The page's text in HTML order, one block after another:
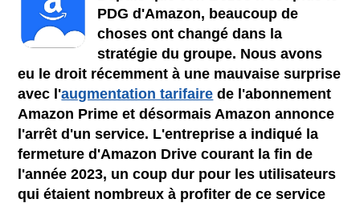
PDG d'Amazon, beaucoup de
choses ont changé dans la
stratégie du groupe. Nous avons
eu le droit récemment à une mauvaise surprise
avec l'augmentation tarifaire de l'abonnement
Amazon Prime et désormais Amazon annonce
l'arrêt d'un service. L'entreprise a indiqué la
fermeture d'Amazon Drive courant la fin de
l'année 2023, un coup dur pour les utilisateurs
qui étaient nombreux à profiter de ce service